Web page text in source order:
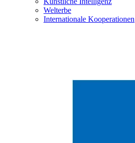
Welterbe
Internationale Kooperationen